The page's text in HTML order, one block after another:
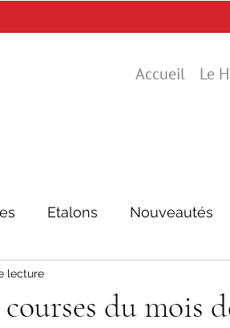
Accueil Le
Etalons Nouveautés
du mois
lecture